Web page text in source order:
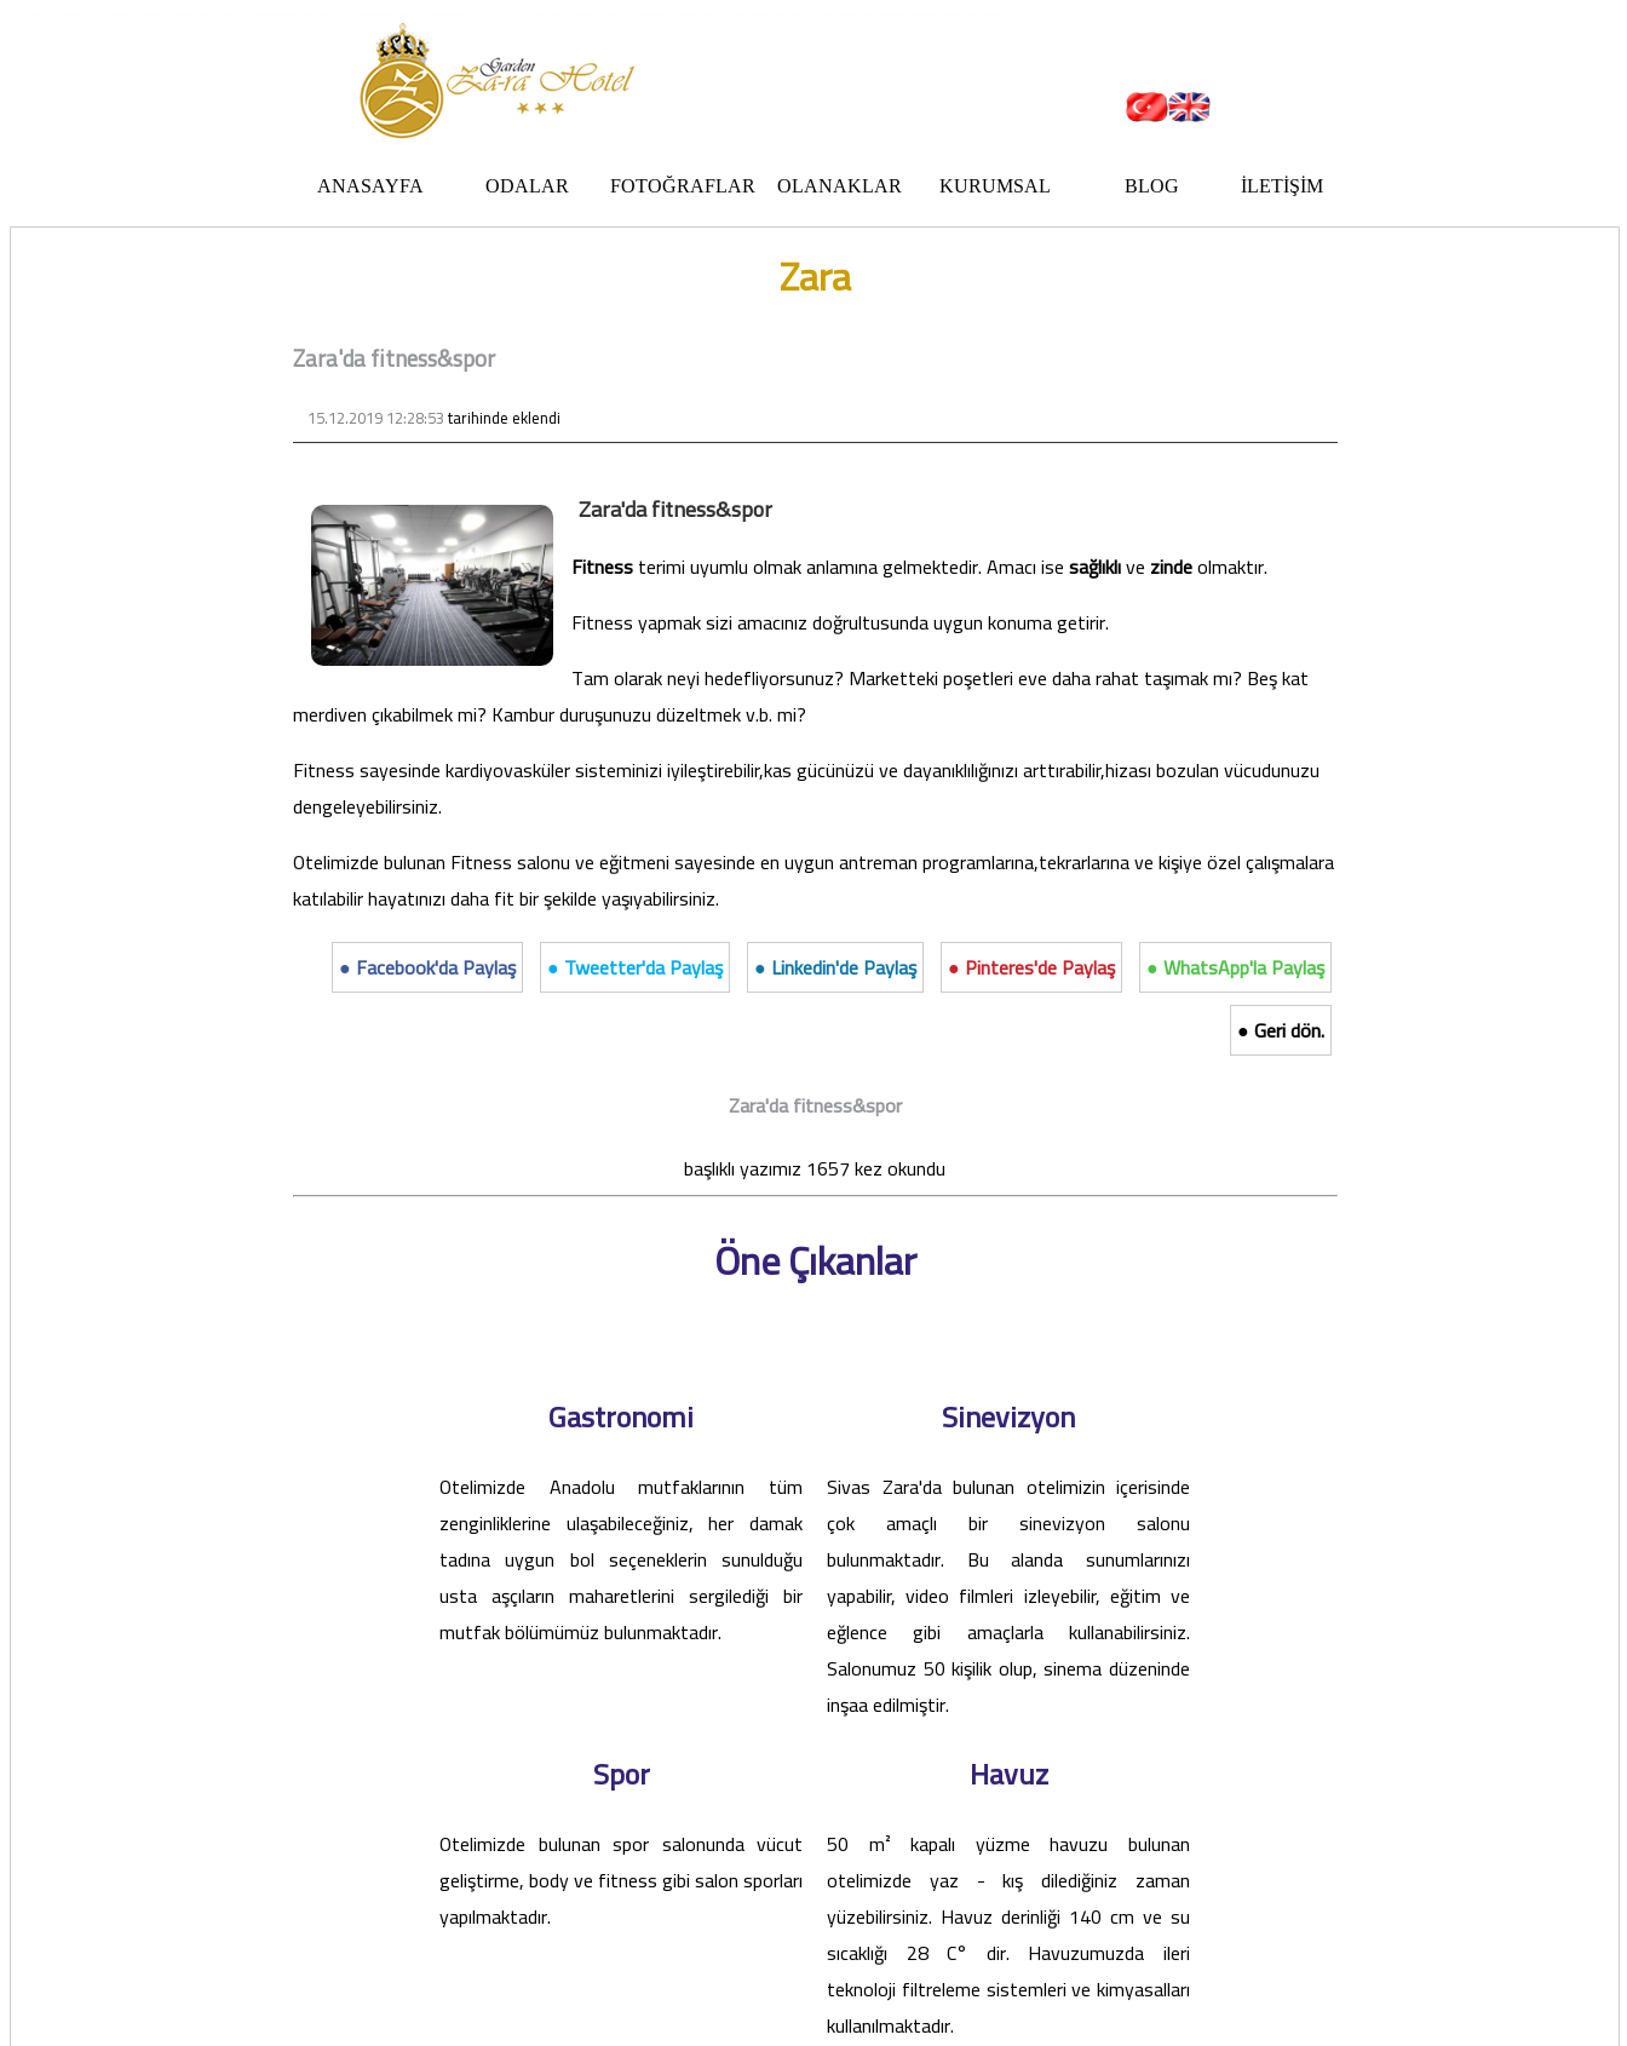
ANASAYFA ODALAR FOTOĞRAFLAR OLANAKLAR KURUMSAL BLOG İLETİŞİM
Zara
Zara'da fitness&spor
15.12.2019 12:28:53tarihinde eklendi
Zara'da fitness&spor
Fitnessterimi uyumlu olmak anlamına gelmektedir. Amacı isesağlıklıve zindeolmaktır.
Fitness yapmak sizi amacınız doğrultusunda uygun konuma getirir.
Tam olarak neyi hedefliyorsunuz? Marketteki poşetleri eve daha rahat taşımak mı? Beş kat
merdiven çıkabilmek mi? Kambur duruşunuzu düzeltmek v.b. mi?
Fitness sayesinde kardiyovasküler sisteminizi iyileştirebilir,kas gücünüzü ve dayanıklılığınızı arttırabilir,hizası bozulan vücudunuzu
dengeleyebilirsiniz.
Otelimizde bulunan Fitness salonu ve eğitmeni sayesinde en uygun antreman programlarına,tekrarlarına ve kişiye özel çalışmalara
katılabilir hayatınızı daha fit bir şekilde yaşıyabilirsiniz.
● Facebook'da Paylaş
● Tweetter'da Paylaş ● Linkedin'de Paylaş ● Pinteres'de Paylaş
● WhatsApp'la Paylaş
● Geri dön.
Zara'da fitness&spor
başlıklı yazımız 1657 kez okundu
Öne Çıkanlar
Gastronomi
Otelimizde Anadolu mutfaklarının tüm
zenginliklerine ulaşabileceğiniz, her damak
tadına uygun bol seçeneklerin sunulduğu
usta aşçıların maharetlerini sergilediği bir
mutfak bölümümüz bulunmaktadır.
Sinevizyon
Sivas Zara'da bulunan otelimizin içerisinde
çok amaçlı bir sinevizyon salonu
bulunmaktadır. Bu alanda sunumlarınızı
yapabilir, video filmleri izleyebilir, eğitim ve
eğlence gibi amaçlarla kullanabilirsiniz.
Salonumuz 50 kişilik olup, sinema düzeninde
inşaa edilmiştir.
Spor
Otelimizde bulunan spor salonunda vücut
geliştirme, body ve fitness gibi salon sporları
yapılmaktadır.
Havuz
50 m² kapalı yüzme havuzu bulunan
otelimizde yaz - kış dilediğiniz zaman
yüzebilirsiniz. Havuz derinliği 140 cm ve su
sıcaklığı 28 C° dir. Havuzumuzda ileri
teknoloji filtreleme sistemleri ve kimyasalları
kullanılmaktadır.